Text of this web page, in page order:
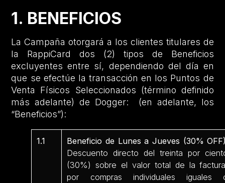
1. BENEFICIOS
La Campaña otorgará a los clientes titulares de
la RappiCard dos (2) tipos de Beneficios
excluyentes entre sí, dependiendo del día en
que se efectúe la transacción en los Puntos de
Venta Físicos Seleccionados (término definido
más adelante) de Dogger: (en adelante, los
“Beneficios”):
1.1
Beneficio de Lunes a Jueves (30%
Descuento directo del treinta por
(30%) sobre el valor total de la
por compras individuales iguales